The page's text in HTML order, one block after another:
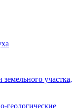
участка,
геологические